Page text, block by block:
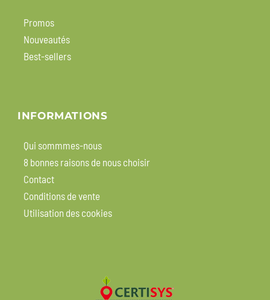
Promos
Nouveautés
Best-sellers
INFORMATIONS
Qui sommmes-nous
8 bonnes raisons de nous choisir
Contact
Conditions de vente
Utilisation des cookies